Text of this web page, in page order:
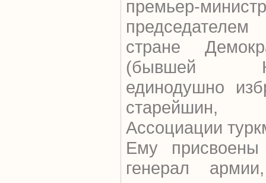
премьер-
стране
(бывшей
единодушно
Ассоциации
Ему
генерал